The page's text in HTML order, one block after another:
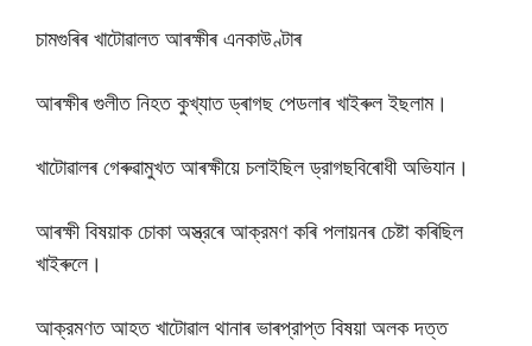
চামগুৰিৰ খাটোৱালত আৰক্ষীৰ এনকাউণ্টাৰ
আৰক্ষীৰ গুলীত নিহত কুখ্যাত ড্ৰাগছ পেডলাৰ খাইৰুল ইছলাম।
খাটোৱালৰ গেৰুৱামুখত আৰক্ষীয়ে চলাইছিল ড্রাগছবিৰোধী অভিযান।
আৰক্ষী বিষয়াক চোকা অস্ত্রৰে আক্রমণ কৰি পলায়নৰ চেষ্টা কৰিছিল
খাইৰুলে।
আক্রমণত আহত খাটোৱাল থানাৰ ভাৰপ্রাপ্ত বিষয়া অলক দত্ত